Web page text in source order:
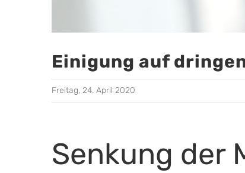
Einigung auf
Freitag, 24. April 2020
Senkung der